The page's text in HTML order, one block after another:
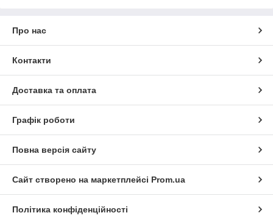
Про нас
Контакти
Доставка та оплата
Графік роботи
Повна версія сайту
Сайт створено на маркетплейсі Prom.ua
Політика конфіденційності